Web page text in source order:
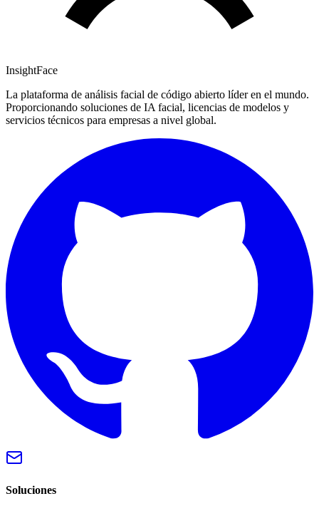
InsightFace
La plataforma de análisis facial de código abierto líder en el mundo.
Proporcionando soluciones de IA facial, licencias de modelos y
servicios técnicos para empresas a nivel global.
Soluciones